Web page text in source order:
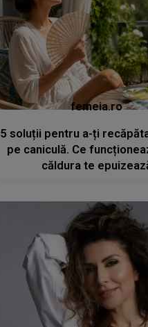
femeia.ro
5 soluții pentru a-ți
pe caniculă. Ce
căldura te